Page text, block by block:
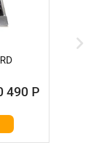
490 Р